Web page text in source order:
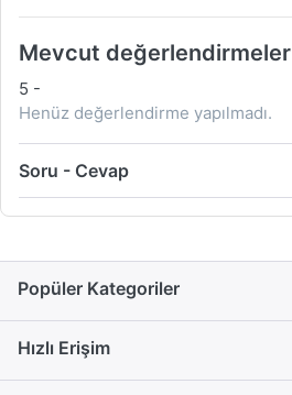
Mevcut değerlendirmeler
5 -
Henüz değerlendirme yapılmadı.
Soru - Cevap
Popüler Kategoriler
Hızlı Erişim